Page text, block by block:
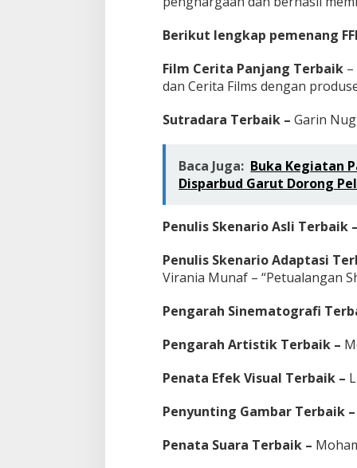
Berikut lengkap pemenang
Film Cerita Panjang Terbaik
dan Cerita Films dengan
Sutradara Terbaik –Garin
Baca Juga: Buka Kegiatan
Disparbud Garut Dorong
Penulis Skenario Asli Terbaik
Penulis Skenario Adaptasi
Virania Munaf – “Petualangan
Pengarah Sinematografi
Pengarah Artistik Terbaik –
Penata Efek Visual Terbaik –
Penyunting Gambar Terbaik
Penata Suara Terbaik –